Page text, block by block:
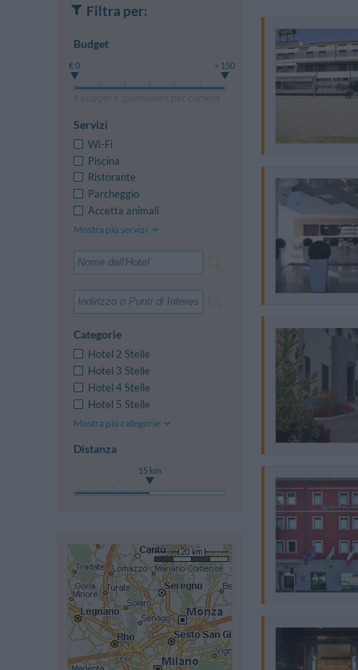
Filtra per:
Budget
€ 0 > 150
Il budget è giornaliero per camera
Servizi
Wi-Fi
Piscina
Ristorante
Parcheggio
Accetta animali
Mostra più servizi
Categorie
Hotel 2 Stelle
Hotel 3 Stelle
Hotel 4 Stelle
Hotel 5 Stelle
Mostra più categorie
Distanza
15 km